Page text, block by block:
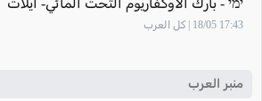
17:43 18/05 | كل العرب
منبر العرب